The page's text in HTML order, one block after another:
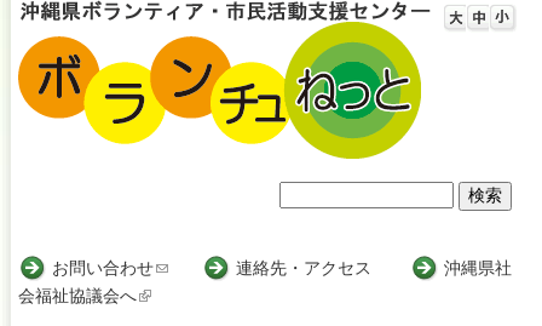
Jump to navigation
索
お問い合わせ(
連絡先・アクセス
沖縄県社
会福祉協議会へ(